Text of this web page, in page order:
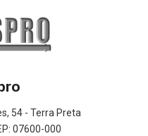
54 - Terra Preta
07600-000